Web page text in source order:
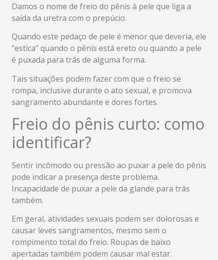
Damos o nome de freio do pênis à pele que liga a
saída da uretra com o prepúcio.
Quando este pedaço de pele é menor que deveria, ele
“estica” quando o pênis está ereto ou quando a pele
é puxada para trás de alguma forma.
Tais situações podem fazer com que o freio se
rompa, inclusive durante o ato sexual, e promova
sangramento abundante e dores fortes.
Freio do pênis curto: como
identificar?
Sentir incômodo ou pressão ao puxar a pele do pênis
pode indicar a presença deste problema.
Incapacidade de puxar a pele da glande para trás
também.
Em geral, atividades sexuais podem ser dolorosas e
causar leves sangramentos, mesmo sem o
rompimento total do freio. Roupas de baixo
apertadas também podem causar mal estar.